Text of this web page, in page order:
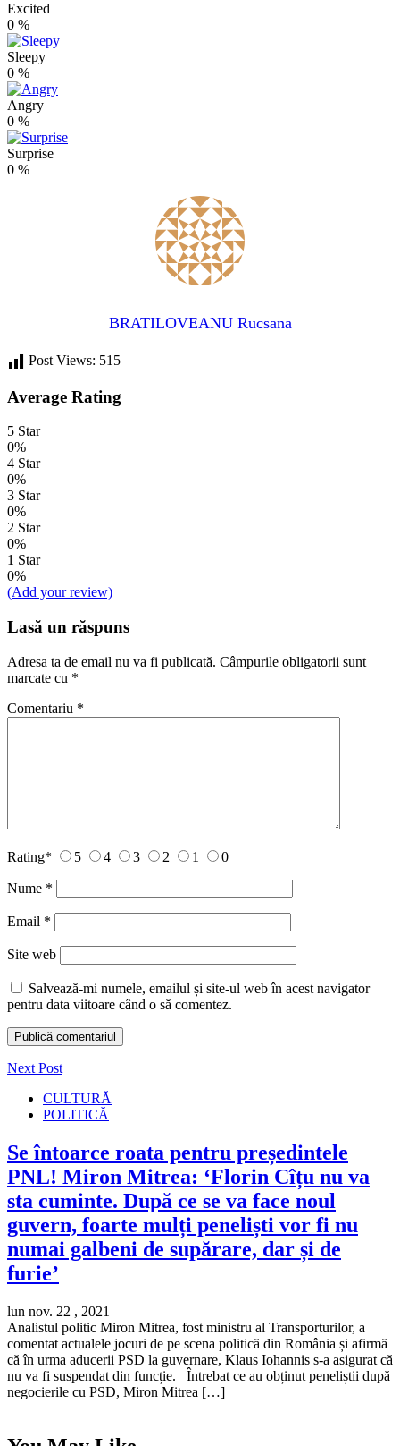
Excited
0 %
Sleepy
0 %
Angry
0 %
Surprise
0 %
BRATILOVEANU Rucsana
Post Views: 515
Average Rating
5 Star
0%
4 Star
0%
3 Star
0%
2 Star
0%
1 Star
0%
(Add your review)
Lasă un răspuns
Adresa ta de email nu va fi publicată. Câmpurile obligatorii sunt
marcate cu *
Comentariu *
Rating* 5 4 3 2 1 0
Nume *
Email *
Site web
Salvează-mi numele, emailul și site-ul web în acest navigator
pentru data viitoare când o să comentez.
Next Post
CULTURĂ
POLITICĂ
Se întoarce roata pentru președintele
PNL! Miron Mitrea: ‘Florin Cîțu nu va
sta cuminte. După ce se va face noul
guvern, foarte mulți peneliști vor fi nu
numai galbeni de supărare, dar și de
furie’
lun nov. 22 , 2021
Analistul politic Miron Mitrea, fost ministru al Transporturilor, a
comentat actualele jocuri de pe scena politică din România și afirmă
că în urma aducerii PSD la guvernare, Klaus Iohannis s-a asigurat că
nu va fi suspendat din funcție. Întrebat ce au obținut peneliștii după
negocierile cu PSD, Miron Mitrea […]